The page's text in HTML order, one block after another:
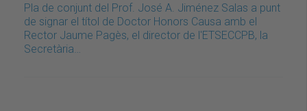
Pla de conjunt del Prof. José A. Jiménez Salas a punt
de signar el títol de Doctor Honors Causa amb el
Rector Jaume Pagès, el director de l'ETSECCPB, la
Secretària…